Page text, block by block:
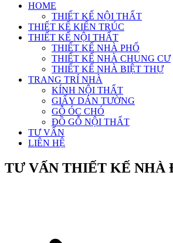
HOME
THIẾT KẾ NỘI THẤT
THIẾT KẾ KIẾN TRÚC
THIẾT KẾ NỘI THẤT
THIẾT KẾ NHÀ PHỐ
THIẾT KẾ NHÀ CHUNG CƯ
THIẾT KẾ NHÀ BIỆT THỰ
TRANG TRÍ NHÀ
KÍNH NỘI THẤT
GIẤY DÁN TƯỜNG
GỖ ÓC CHÓ
ĐỒ GỖ NỘI THẤT
TƯ VẤN
LIÊN HỆ
TƯ VẤN THIẾT KẾ NHÀ